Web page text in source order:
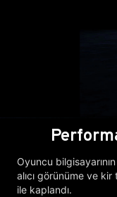
Oyuncu
alıcı görünüme ve kir
ile kaplandı.